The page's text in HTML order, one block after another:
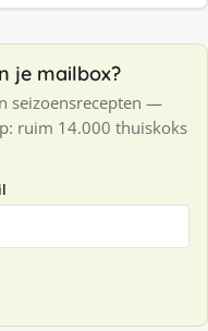
je mailbox?
seizoensrecepten —
ruim 14.000 thuiskoks